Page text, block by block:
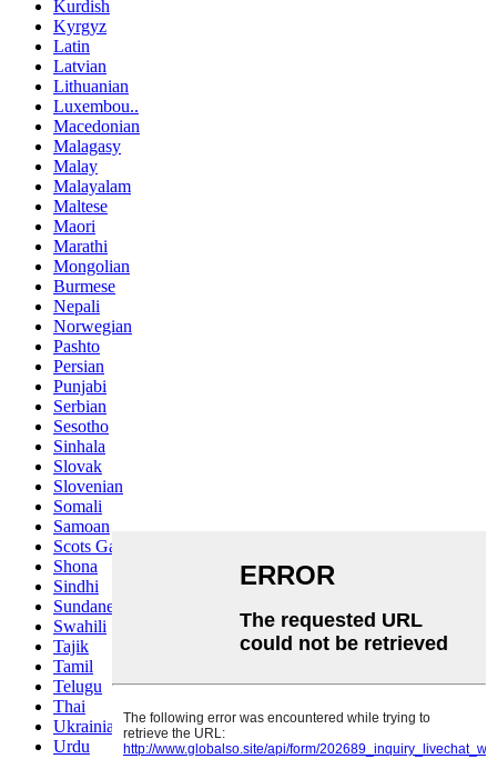
Kurdish
Kyrgyz
Latin
Latvian
Lithuanian
Luxembou..
Macedonian
Malagasy
Malay
Malayalam
Maltese
Maori
Marathi
Mongolian
Burmese
Nepali
Norwegian
Pashto
Persian
Punjabi
Serbian
Sesotho
Sinhala
Slovak
Slovenian
Somali
Samoan
Scots Gaelic
Shona
Sindhi
Sundanese
Swahili
Tajik
Tamil
Telugu
Thai
Ukrainian
Urdu